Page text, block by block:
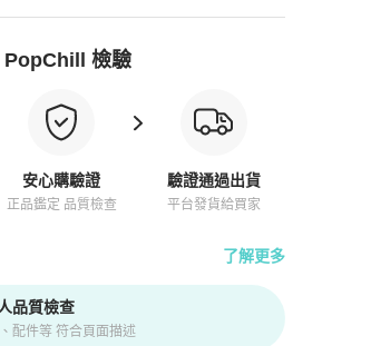
PopChill 檢驗
安心購驗證
正品鑑定 品質檢查
驗證通過出貨
平台發貨給買家
了解更多
證、安心購檢驗流程介紹
品質檢查
配件等 符合頁面描述